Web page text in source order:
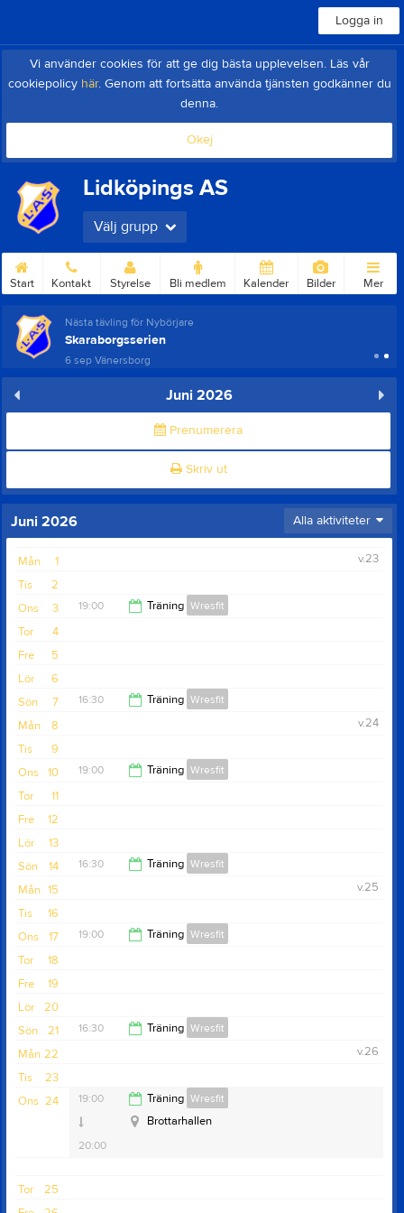
Logga in
Vi använder cookies för att ge dig bästa upplevelsen. Läs vår
cookiepolicy här. Genom att fortsätta använda tjänsten godkänner du
denna.
Okej
Lidköpings AS
Välj grupp
Start Kontakt Styrelse Bli medlem Kalender Bilder Mer
Nästa tävling för Nybörjare
Skaraborgsserien
6 sepVänersborg
Juni 2026
Prenumerera
Skriv ut
Juni 2026 Alla aktiviteter
1
Mån
v.23
2
Tis
3
Ons 19:00 Träning Wresfit
4
Tor
5
Fre
6
Lör
7
Sön 16:30 Träning Wresfit
8
Mån
v.24
9
Tis
10
Ons 19:00 Träning Wresfit
11
Tor
12
Fre
13
Lör
14
Sön 16:30 Träning Wresfit
15
Mån
v.25
16
Tis
17
Ons 19:00 Träning Wresfit
18
Tor
19
Fre
20
Lör
21
Sön 16:30 Träning Wresfit
22
Mån
v.26
23
Tis
24
Ons 19:00 Träning Wresfit
20:00
Brottarhallen
25
Tor